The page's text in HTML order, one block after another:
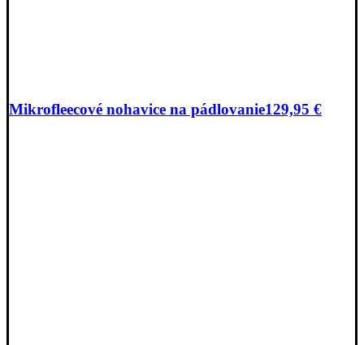
Mikrofleecové nohavice na pádlovanie129,95 €